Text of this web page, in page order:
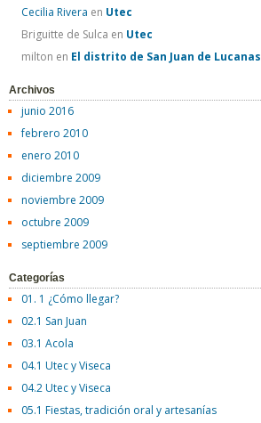
Cecilia Rivera en Utec
Briguitte de Sulca en Utec
milton en El distrito de San Juan de Lucanas
Archivos
junio 2016
febrero 2010
enero 2010
diciembre 2009
noviembre 2009
octubre 2009
septiembre 2009
Categorías
01. 1 ¿Cómo llegar?
02.1 San Juan
03.1 Acola
04.1 Utec y Viseca
04.2 Utec y Viseca
05.1 Fiestas, tradición oral y artesanías